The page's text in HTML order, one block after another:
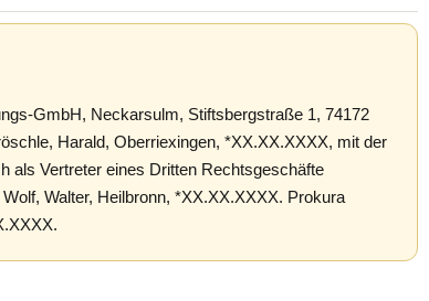
GmbH, Neckarsulm, Stiftsbergstraße 1, 74172
Harald, Oberriexingen, *XX.XX.XXXX, mit der
als Vertreter eines Dritten Rechtsgeschäfte
Walter, Heilbronn, *XX.XX.XXXX. Prokura